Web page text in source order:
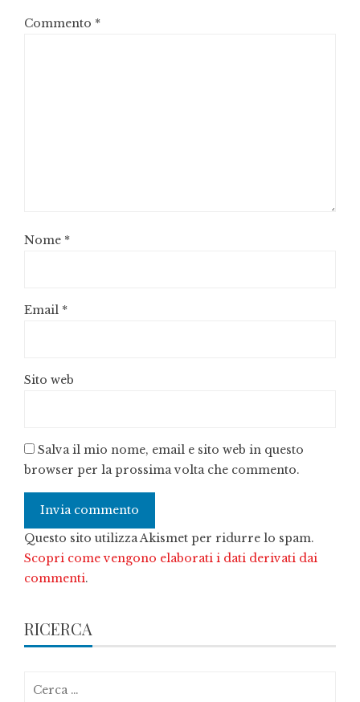
Commento *
Nome *
Email *
Sito web
Salva il mio nome, email e sito web in questo
browser per la prossima volta che commento.
Questo sito utilizza Akismet per ridurre lo spam.
Scopri come vengono elaborati i dati derivati dai
commenti.
RICERCA